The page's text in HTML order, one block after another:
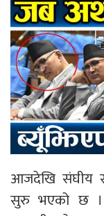
आजदेखि संघीय
सुरु भएको छ ।